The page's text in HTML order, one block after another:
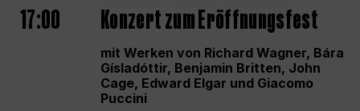
17:00 Konzert zum Eröffnungsfest
mit Werken von Richard Wagner, Bára
Gísladóttir, Benjamin Britten, John
Cage, Edward Elgar und Giacomo
Puccini